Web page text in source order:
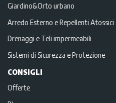
Giardino&Orto urbano
Arredo Esterno e Repellenti Atossici
Drenaggi e Teli impermeabili
Sistemi di Sicurezza e Protezione
CONSIGLI
Offerte